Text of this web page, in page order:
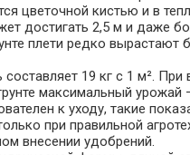
цветочной кистью и в
достигать 2,5 м и даже
плети редко вырастают
составляет 19 кг с 1 м².
максимальный урожай
к уходу, такие
при правильной
внесении удобрений.